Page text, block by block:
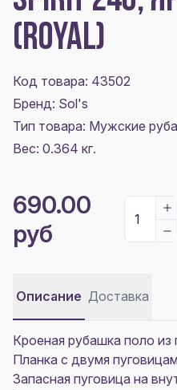
(ROYAL)
Код товара: 43502
Бренд: Sol's
Тип товара: Мужские
Вес: 0.364 кг.
690.00
руб
Описание Доставка
Кроеная рубашка поло из
Планка с двумя
Запасная пуговица на